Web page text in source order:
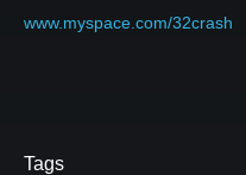
www.myspace.com/32crash
Tags